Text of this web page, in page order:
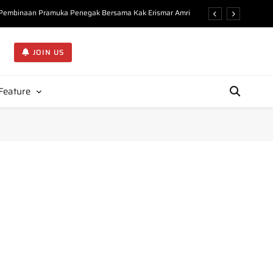
Pramuka Penegak Bersama Kak Erismar Amri
dan Organisasi Gerakan Pramuka di KMD Undhari”
Filosofi Atribut Pembina Pramuka di KMD Undhari
Pembina Pramuka kepada 225 Peserta KMD Undhari
JOIN US